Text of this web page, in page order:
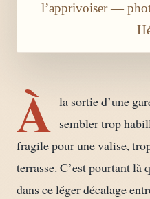
l’apprivoiser —
À la sortie d’une
sembler trop
fragile pour une valise,
terrasse. C’est pourtant là
dans ce léger décalage